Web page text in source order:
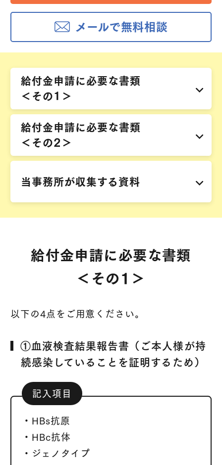
メールで無料相談
給付金申請に必要な書類
＜その1＞
給付金申請に必要な書類
＜その2＞
当事務所が収集する資料
給付金申請に必要な書類
＜その1＞
以下の4点をご用意ください。
①血液検査結果報告書（ご本人様が持
続感染していることを証明するため）
記入項目
・HBs抗原
・HBc抗体
・ジェノタイプ